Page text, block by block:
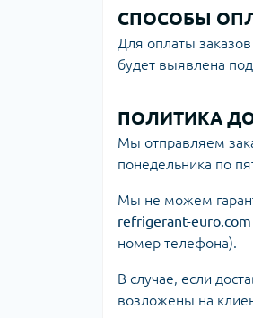
СПОСОБЫ
Для оплаты
будет выявлена
ПОЛИТИКА
Мы отправляем
понедельника по
Мы не можем
refrigerant-euro.com
номер телефона).
В случае, если
возложены на